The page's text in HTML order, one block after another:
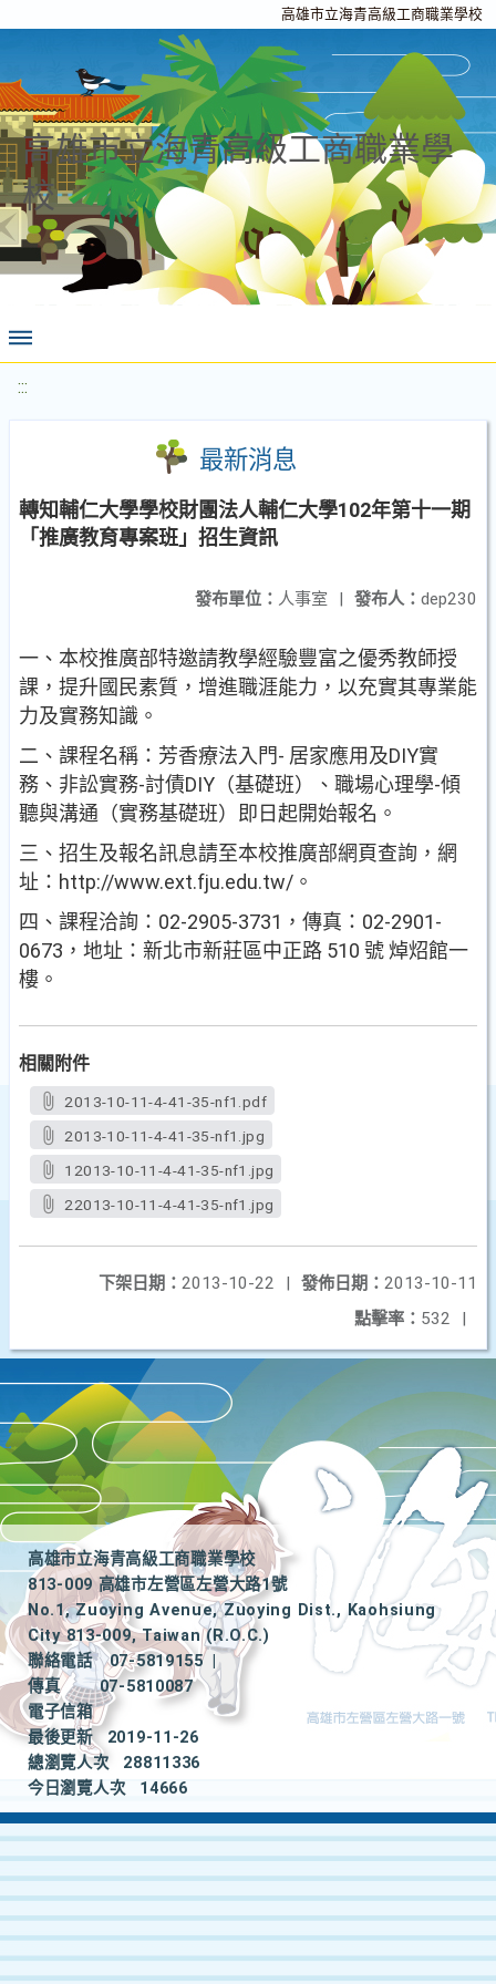
高雄市立海青高級工商職業學校
高雄市立海青高級工商職業學
校
:::
最新消息
轉知輔仁大學學校財團法人輔仁大學102年第十一期
「推廣教育專案班」招生資訊
發布人： dep230
發布單位： 人事室 |
一、本校推廣部特邀請教學經驗豐富之優秀教師授
課，提升國 民素質，增進職涯能力，以充實其專業能
力及實務知識。
二、課程名稱：芳香療法入門- 居家應用及DIY實
務、非訟實務-討債DIY（基礎班）、職場心理學-傾
聽與溝通（實務基礎班）即日起開始報名。
三、招生及報名訊息請至本校推廣部網頁查詢，網
址：http://www.ext.fju.edu.tw/。
四、課程洽詢：02-2905-3731，傳真：02-2901-
0673，地址： 新北市新莊區中正路 510 號 焯炤館一
樓。
相關附件
2013-10-11-4-41-35-nf1.pdf
2013-10-11-4-41-35-nf1.jpg
12013-10-11-4-41-35-nf1.jpg
22013-10-11-4-41-35-nf1.jpg
發佈日期： 2013-10-11
下架日期： 2013-10-22
|
點擊率： 532 |
高雄市立海青高級工商職業學校
813-009 高雄市左營區左營大路1號
No.1, Zuoying Avenue, Zuoying Dist., Kaohsiung
City 813-009, Taiwan (R.O.C.)
聯絡電話
07-5819155
|
傳真
07-5810087
電子信箱
最後更新
2019-11-26
總瀏覽人次
28811336
今日瀏覽人次
14666